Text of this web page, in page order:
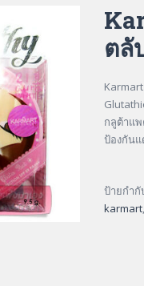
ตลั
กลูต้าแ
ป้องกันแ
ป้ายกำกั
karmart,